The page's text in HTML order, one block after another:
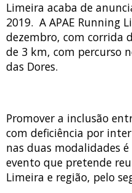
Limeira acaba de
2019. A APAE Running
dezembro, com corrida
de 3 km, com percurso
das Dores.
Promover a inclusão
com deficiência por
nas duas modalidades
evento que pretende
Limeira e região, pelo